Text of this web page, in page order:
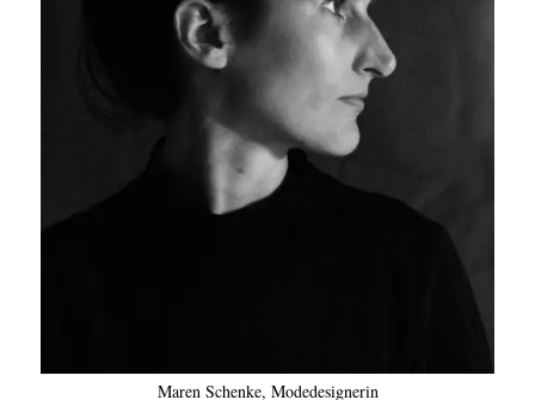
Maren Schenke, Modedesignerin